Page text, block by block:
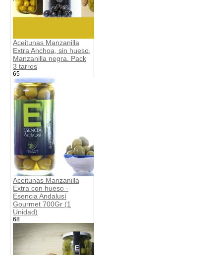
Aceitunas Manzanilla
Extra Anchoa, sin hueso,
Manzanilla negra. Pack
3 tarros
65
Aceitunas Manzanilla
Extra con hueso -
Esencia Andalusí
Gourmet 700Gr (1
Unidad)
68